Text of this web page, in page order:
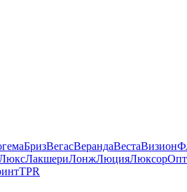
БризВегасВерандаВестаВизион
ЛакшериЛонжЛюцияЛюксор
TPR